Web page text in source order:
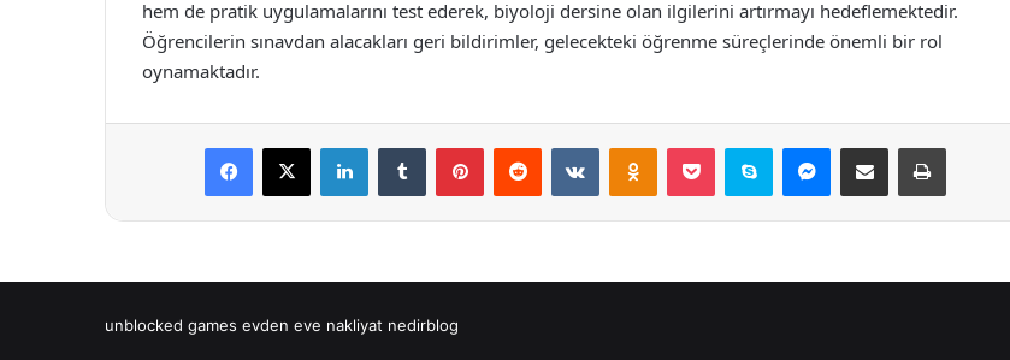
hem de pratik uygulamalarını test ederek, biyoloji dersine olan ilgilerini artırmayı hedeflemektedir.
Öğrencilerin sınavdan alacakları geri bildirimler, gelecekteki öğrenme süreçlerinde önemli bir rol
oynamaktadır.
Facebook
X LinkedInTumblr PinterestReddit VKontakteOdnoklassniki
Pocket Skype Messenger
E-Posta ile paylaş Yazdır
unblocked games evden eve nakliyat nedirblog